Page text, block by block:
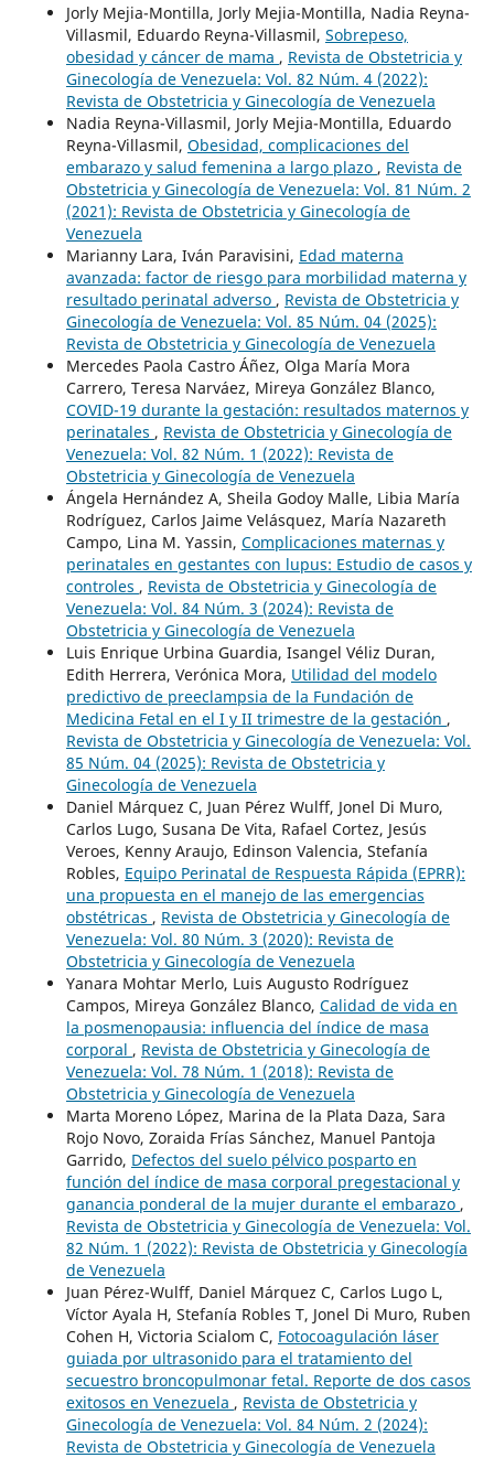
Jorly Mejia-Montilla, Jorly Mejia-Montilla, Nadia Reyna-
Villasmil, Eduardo Reyna-Villasmil, Sobrepeso,
obesidad y cáncer de mama , Revista de Obstetricia y
Ginecología de Venezuela: Vol. 82 Núm. 4 (2022):
Revista de Obstetricia y Ginecología de Venezuela
Nadia Reyna-Villasmil, Jorly Mejia-Montilla, Eduardo
Reyna-Villasmil, Obesidad, complicaciones del
embarazo y salud femenina a largo plazo , Revista de
Obstetricia y Ginecología de Venezuela: Vol. 81 Núm. 2
(2021): Revista de Obstetricia y Ginecología de
Venezuela
Marianny Lara, Iván Paravisini, Edad materna
avanzada: factor de riesgo para morbilidad materna y
resultado perinatal adverso , Revista de Obstetricia y
Ginecología de Venezuela: Vol. 85 Núm. 04 (2025):
Revista de Obstetricia y Ginecología de Venezuela
Mercedes Paola Castro Áñez, Olga María Mora
Carrero, Teresa Narváez, Mireya González Blanco,
COVID-19 durante la gestación: resultados maternos y
perinatales , Revista de Obstetricia y Ginecología de
Venezuela: Vol. 82 Núm. 1 (2022): Revista de
Obstetricia y Ginecología de Venezuela
Ángela Hernández A, Sheila Godoy Malle, Libia María
Rodríguez, Carlos Jaime Velásquez, María Nazareth
Campo, Lina M. Yassin, Complicaciones maternas y
perinatales en gestantes con lupus: Estudio de casos y
controles , Revista de Obstetricia y Ginecología de
Venezuela: Vol. 84 Núm. 3 (2024): Revista de
Obstetricia y Ginecología de Venezuela
Luis Enrique Urbina Guardia, Isangel Véliz Duran,
Edith Herrera, Verónica Mora, Utilidad del modelo
predictivo de preeclampsia de la Fundación de
Medicina Fetal en el I y II trimestre de la gestación ,
Revista de Obstetricia y Ginecología de Venezuela: Vol.
85 Núm. 04 (2025): Revista de Obstetricia y
Ginecología de Venezuela
Daniel Márquez C, Juan Pérez Wulff, Jonel Di Muro,
Carlos Lugo, Susana De Vita, Rafael Cortez, Jesús
Veroes, Kenny Araujo, Edinson Valencia, Stefanía
Robles, Equipo Perinatal de Respuesta Rápida (EPRR):
una propuesta en el manejo de las emergencias
obstétricas , Revista de Obstetricia y Ginecología de
Venezuela: Vol. 80 Núm. 3 (2020): Revista de
Obstetricia y Ginecología de Venezuela
Yanara Mohtar Merlo, Luis Augusto Rodríguez
Campos, Mireya González Blanco, Calidad de vida en
la posmenopausia: influencia del índice de masa
corporal , Revista de Obstetricia y Ginecología de
Venezuela: Vol. 78 Núm. 1 (2018): Revista de
Obstetricia y Ginecología de Venezuela
Marta Moreno López, Marina de la Plata Daza, Sara
Rojo Novo, Zoraida Frías Sánchez, Manuel Pantoja
Garrido, Defectos del suelo pélvico posparto en
función del índice de masa corporal pregestacional y
ganancia ponderal de la mujer durante el embarazo ,
Revista de Obstetricia y Ginecología de Venezuela: Vol.
82 Núm. 1 (2022): Revista de Obstetricia y Ginecología
de Venezuela
Juan Pérez-Wulff, Daniel Márquez C, Carlos Lugo L,
Víctor Ayala H, Stefanía Robles T, Jonel Di Muro, Ruben
Cohen H, Victoria Scialom C, Fotocoagulación láser
guiada por ultrasonido para el tratamiento del
secuestro broncopulmonar fetal. Reporte de dos casos
exitosos en Venezuela , Revista de Obstetricia y
Ginecología de Venezuela: Vol. 84 Núm. 2 (2024):
Revista de Obstetricia y Ginecología de Venezuela